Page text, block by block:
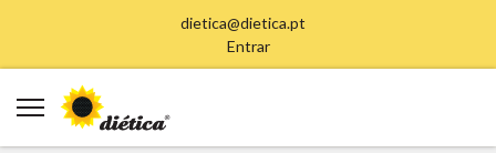
dietica@dietica.pt
Entrar